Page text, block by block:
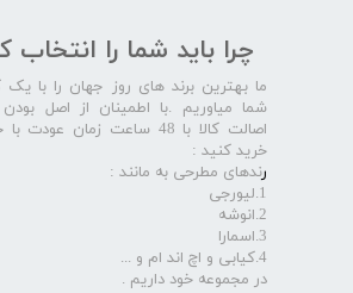
چرا باید شما را انتخاب
ما بهترین برند های روز جهان را با یک
شما میاوریم .با اطمینان از اصل
اصالت کالا با 48 ساعت زمان
خرید کنید :
رندهای مطرحی به مانند :
1.لیورجی
2.انوشه
3.اسمارا
4.کیابی و اچ اند ام و ...
در مجموعه خود داریم .​​​​​​​